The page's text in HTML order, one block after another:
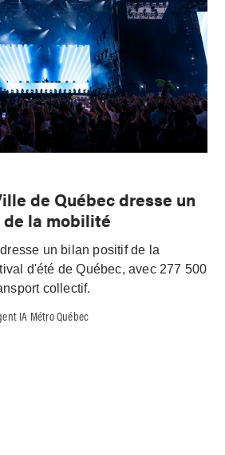
de Québec dresse un
la mobilité
un bilan positif de la
d'été de Québec, avec 277 500
collectif.
IA Métro Québec